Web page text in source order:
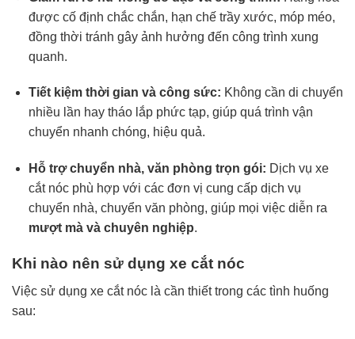
được cố định chắc chắn, hạn chế trầy xước, móp méo,
đồng thời tránh gây ảnh hưởng đến công trình xung
quanh.
Tiết kiệm thời gian và công sức: Không cần di chuyển
nhiều lần hay tháo lắp phức tạp, giúp quá trình vận
chuyển nhanh chóng, hiệu quả.
Hỗ trợ chuyển nhà, văn phòng trọn gói: Dịch vụ xe
cắt nóc phù hợp với các đơn vị cung cấp dịch vụ
chuyển nhà, chuyển văn phòng, giúp mọi việc diễn ra
mượt mà và chuyên nghiệp.
Khi nào nên sử dụng xe cắt nóc
Việc sử dụng xe cắt nóc là cần thiết trong các tình huống
sau: